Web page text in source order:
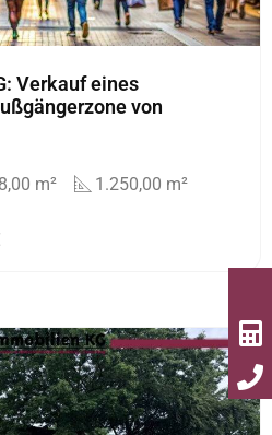
Verkauf eines
von
m²
1.250,00 m²